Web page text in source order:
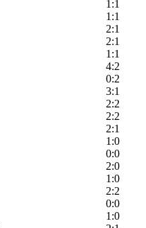
1:1
1:1
2:1
2:1
1:1
4:2
0:2
3:1
2:2
2:2
2:1
1:0
0:0
2:0
1:0
2:2
0:0
1:0